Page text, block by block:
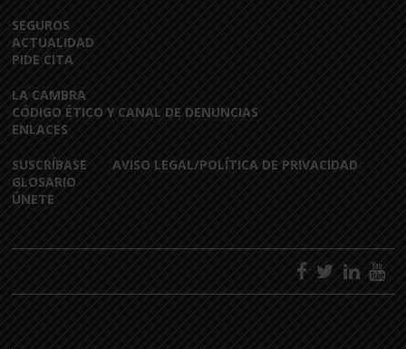
SEGUROS
ACTUALIDAD
PIDE CITA
LA CAMBRA
CÓDIGO ÉTICO Y CANAL DE DENUNCIAS
ENLACES
SUSCRÍBASE
GLOSARIO
ÚNETE
AVISO LEGAL/POLÍTICA DE PRIVACIDAD